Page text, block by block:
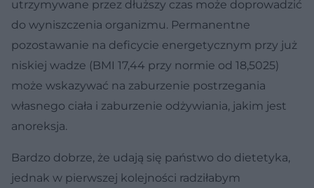
utrzymywane przez dłuższy czas może doprowadzić
do wyniszczenia organizmu. Permanentne
pozostawanie na deficycie energetycznym przy już
niskiej wadze (BMI 17,44 przy normie od 18,5025)
może wskazywać na zaburzenie postrzegania
własnego ciała i zaburzenie odżywiania, jakim jest
anoreksja.
Bardzo dobrze, że udają się państwo do dietetyka,
jednak w pierwszej kolejności radziłabym